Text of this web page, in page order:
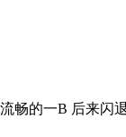
畅的一B 后来